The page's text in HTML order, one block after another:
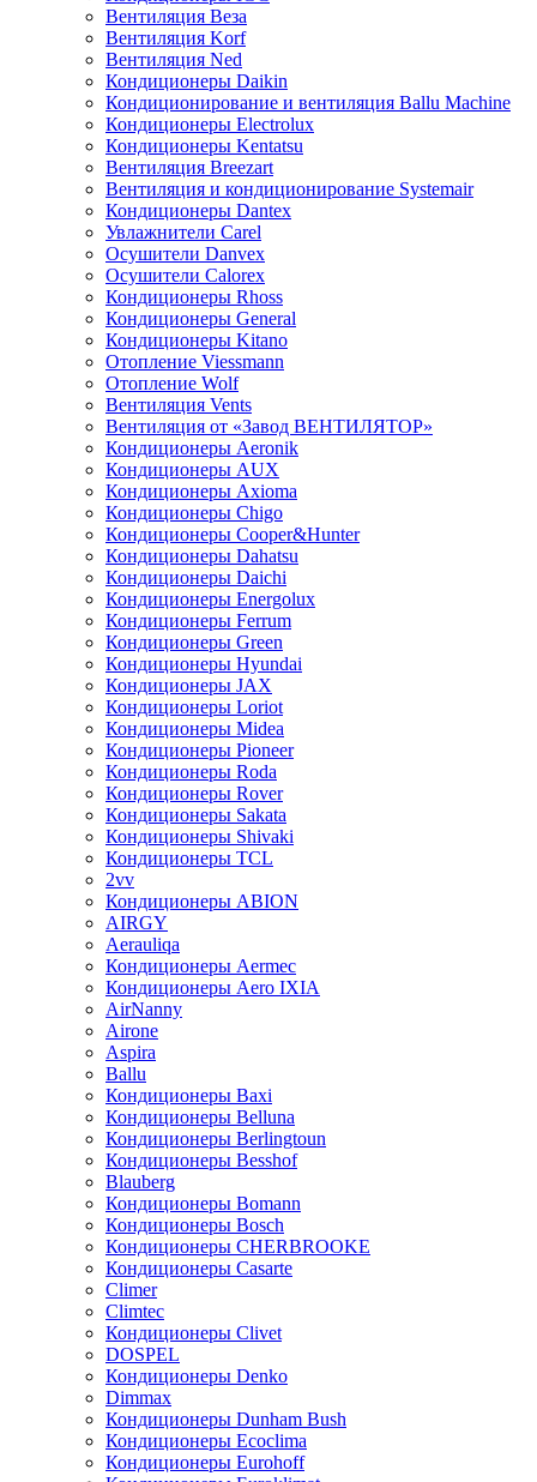
Вентиляция Веза
Вентиляция Korf
Вентиляция Ned
Кондиционеры Daikin
Кондиционирование и вентиляция Ballu Machine
Кондиционеры Electrolux
Кондиционеры Kentatsu
Вентиляция Breezart
Вентиляция и кондиционирование Systemair
Кондиционеры Dantex
Увлажнители Carel
Осушители Danvex
Осушители Calorex
Кондиционеры Rhoss
Кондиционеры General
Кондиционеры Kitano
Отопление Viessmann
Отопление Wolf
Вентиляция Vents
Вентиляция от «Завод ВЕНТИЛЯТОР»
Кондиционеры Aeronik
Кондиционеры AUX
Кондиционеры Axioma
Кондиционеры Chigo
Кондиционеры Cooper&Hunter
Кондиционеры Dahatsu
Кондиционеры Daichi
Кондиционеры Energolux
Кондиционеры Ferrum
Кондиционеры Green
Кондиционеры Hyundai
Кондиционеры JAX
Кондиционеры Loriot
Кондиционеры Midea
Кондиционеры Pioneer
Кондиционеры Roda
Кондиционеры Rover
Кондиционеры Sakata
Кондиционеры Shivaki
Кондиционеры TCL
2vv
Кондиционеры ABION
AIRGY
Aerauliqa
Кондиционеры Aermec
Кондиционеры Aero IXIA
AirNanny
Airone
Aspira
Ballu
Кондиционеры Baxi
Кондиционеры Belluna
Кондиционеры Berlingtoun
Кондиционеры Besshof
Blauberg
Кондиционеры Bomann
Кондиционеры Bosch
Кондиционеры CHERBROOKE
Кондиционеры Casarte
Climer
Climtec
Кондиционеры Clivet
DOSPEL
Кондиционеры Denko
Dimmax
Кондиционеры Dunham Bush
Кондиционеры Ecoclima
Кондиционеры Eurohoff